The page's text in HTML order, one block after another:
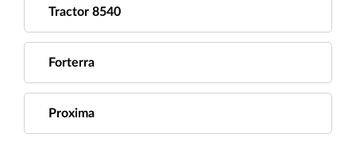
Tractor 8540
Forterra
Proxima